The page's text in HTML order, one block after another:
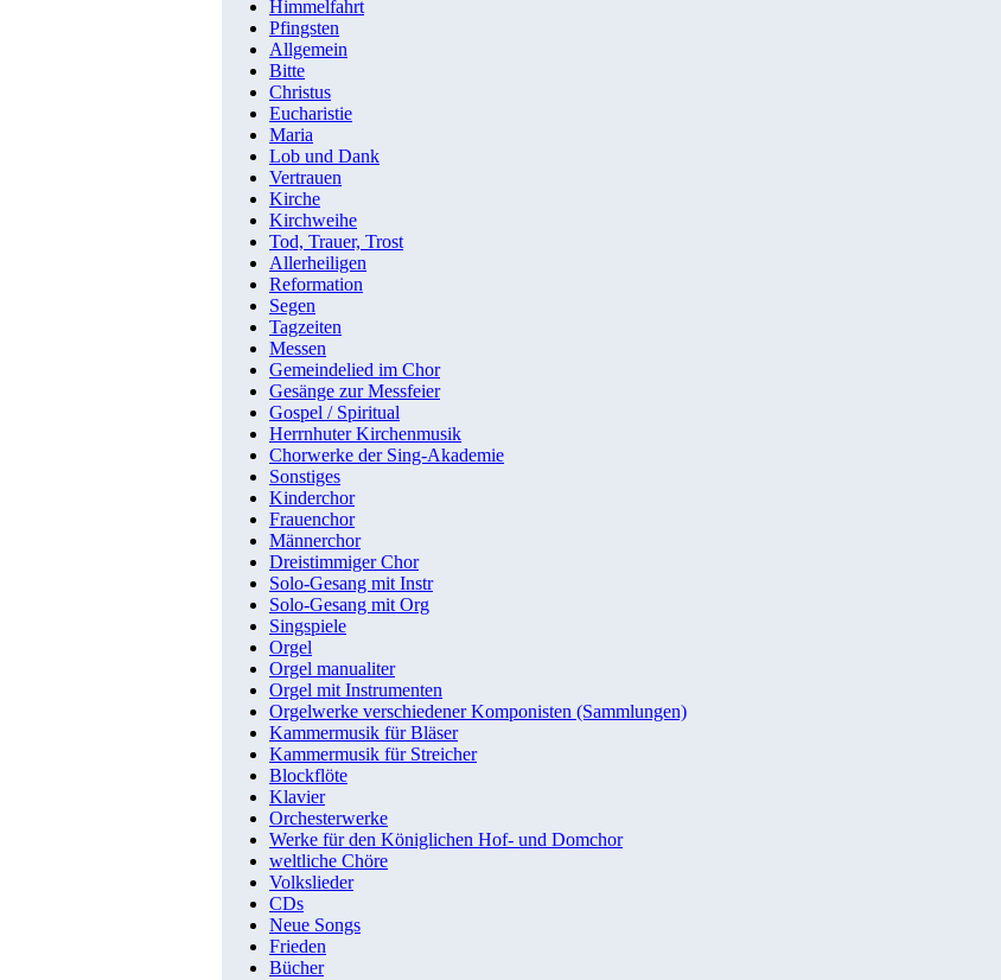
Himmelfahrt
Pfingsten
Allgemein
Bitte
Christus
Eucharistie
Maria
Lob und Dank
Vertrauen
Kirche
Kirchweihe
Tod, Trauer, Trost
Allerheiligen
Reformation
Segen
Tagzeiten
Messen
Gemeindelied im Chor
Gesänge zur Messfeier
Gospel / Spiritual
Herrnhuter Kirchenmusik
Chorwerke der Sing-Akademie
Sonstiges
Kinderchor
Frauenchor
Männerchor
Dreistimmiger Chor
Solo-Gesang mit Instr
Solo-Gesang mit Org
Singspiele
Orgel
Orgel manualiter
Orgel mit Instrumenten
Orgelwerke verschiedener Komponisten (Sammlungen)
Kammermusik für Bläser
Kammermusik für Streicher
Blockflöte
Klavier
Orchesterwerke
Werke für den Königlichen Hof- und Domchor
weltliche Chöre
Volkslieder
CDs
Neue Songs
Frieden
Bücher